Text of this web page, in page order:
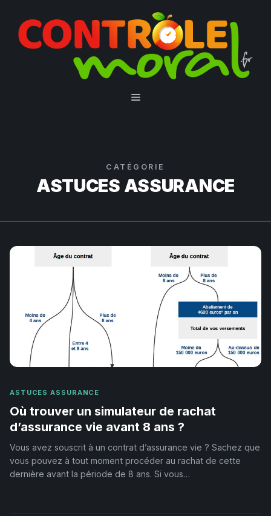
contenu
Menu
CATÉGORIE
ASTUCES ASSURANCE
ASTUCES ASSURANCE
Où trouver un simulateur de rachat
d’assurance vie avant 8 ans ?
Vous avez souscrit à un contrat d’assurance vie ? Sachez que
vous pouvez à tout moment procéder au rachat de cette
dernière avant la période de 8 ans. Si vous…